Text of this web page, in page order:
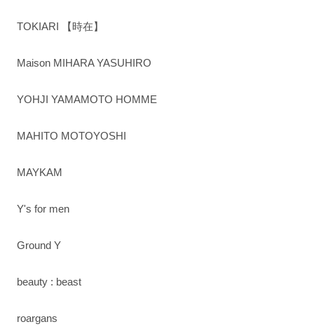
TOKIARI 【時在】
Maison MIHARA YASUHIRO
YOHJI YAMAMOTO HOMME
MAHITO MOTOYOSHI
MAYKAM
Y's for men
Ground Y
beauty : beast
roargans